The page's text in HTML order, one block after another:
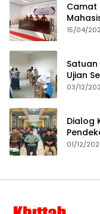
Camat
15/04/
Satuan
Ujian
Proses
03/12/
Dialog
01/12/